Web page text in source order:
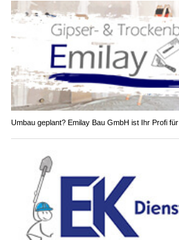
Umbau geplant? Emilay Bau GmbH ist Ihr Profi